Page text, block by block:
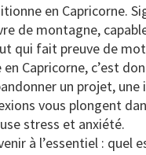
en Capricorne.
de montagne,
qui fait preuve de
Capricorne, c’est
un projet,
vous plongent
stress et anxiété.
à l’essentiel :